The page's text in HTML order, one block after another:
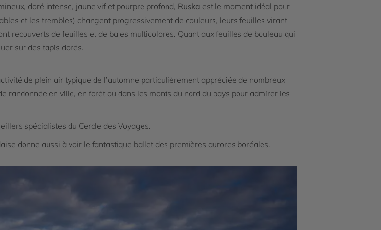
doré intense, jaune vif et pourpre profond, Ruska est le moment idéal pour
et les trembles) changent progressivement de couleurs, leurs feuilles virant
recouverts de feuilles et de baies multicolores. Quant aux feuilles de bouleau qui
sur des tapis dorés.
de plein air typique de l’automne particulièrement appréciée de nombreux
randonnée en ville, en forêt ou dans les monts du nord du pays pour admirer les
spécialistes du Cercle des Voyages.
donne aussi à voir le fantastique ballet des premières aurores boréales.